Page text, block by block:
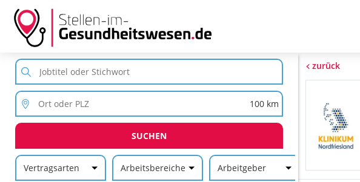
SUCHEN
Vertragsarten Arbeitsbereiche Arbeitgeber
zurück